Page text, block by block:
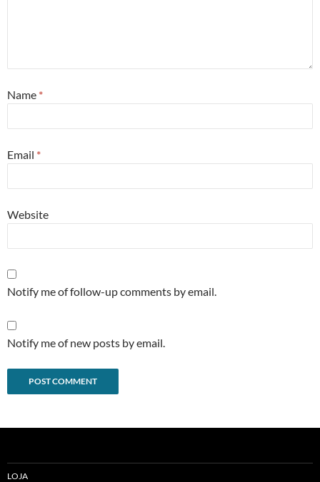
Name *
Email *
Website
Notify me of follow-up comments by email.
Notify me of new posts by email.
LOJA